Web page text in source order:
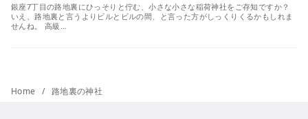
銀座7丁目の路地裏にひっそりと佇む、小さな小さな稲荷神社をご存知ですか？
いえ、路地裏と言うよりビルとビルの間、と言った方がしっくりくるかもしれま
せんね。 高級…
Home 路地裏の神社